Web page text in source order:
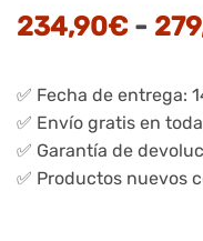
234,90€ -
✅ Fecha de entrega:
✅ Envío gratis en
✅ Garantía de
✅ Productos nuevos